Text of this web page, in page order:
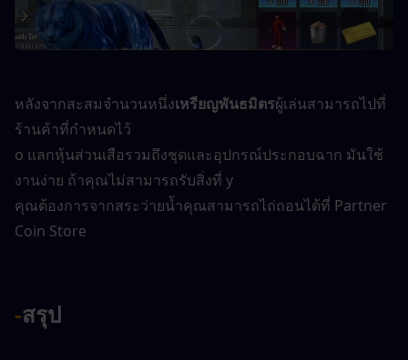
หลังจากสะสมจำนวนหนึ่งเหรียญพันธมิตรผู้เล่นสามารถไปที่
ร้านค้าที่กำหนดไว้
o แลกหุ้นส่วนเสือรวมถึงชุดและอุปกรณ์ประกอบฉาก มันใช้
งานง่าย ถ้าคุณไม่สามารถรับสิ่งที่ y
คุณต้องการจากสระว่ายน้ำคุณสามารถไถ่ถอนได้ที่ Partner
Coin Store
-สรุป